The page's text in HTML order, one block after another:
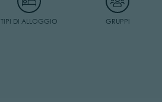
TIPI DI ALLOGGIO GRUPPI